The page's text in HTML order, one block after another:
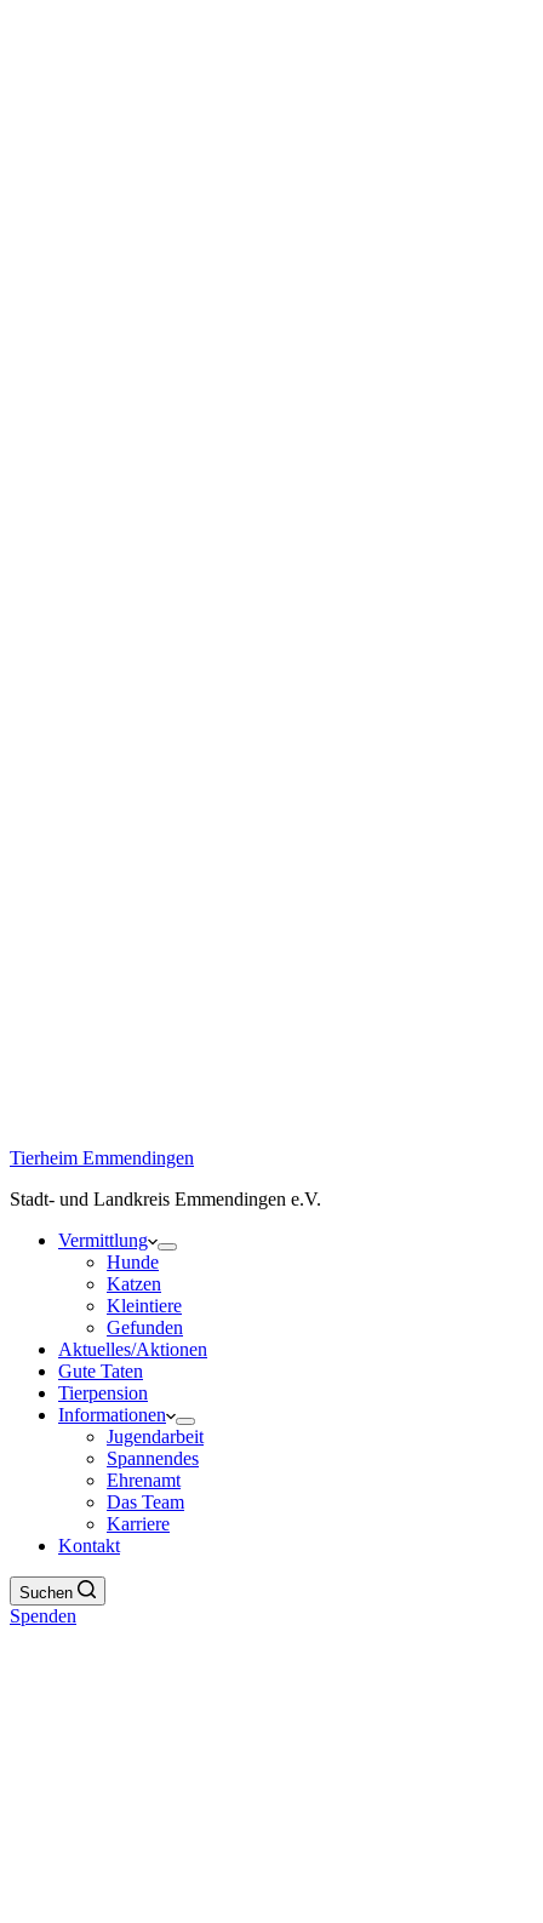
Tierheim Emmendingen
Stadt- und Landkreis Emmendingen e.V.
Vermittlung
Hunde
Katzen
Kleintiere
Gefunden
Aktuelles/Aktionen
Gute Taten
Tierpension
Informationen
Jugendarbeit
Spannendes
Ehrenamt
Das Team
Karriere
Kontakt
Suchen
Spenden